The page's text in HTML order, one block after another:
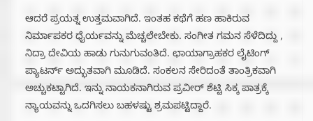
ಆದರೆ ಪ್ರಯತ್ನ ಉತ್ತಮವಾಗಿದೆ. ಇಂತಹ ಕಥೆಗೆ ಹಣ ಹಾಕಿರುವ
ನಿರ್ಮಾಪಕರ ಧೈರ್ಯವನ್ನು ಮೆಚ್ಚಲೇಬೇಕು. ಸಂಗೀತ ಗಮನ ಸೆಳೆದಿದ್ದು ,
ನಿದ್ರಾ ದೇವಿಯ ಹಾಡು ಗುನುಗುವಂತಿದೆ. ಛಾಯಾಗ್ರಾಹಕರ ಲೈಟಿಂಗ್
ಪ್ಯಾಟರ್ನ್ ಅದ್ಭುತವಾಗಿ ಮೂಡಿದೆ. ಸಂಕಲನ ಸೇರಿದಂತೆ ತಾಂತ್ರಿಕವಾಗಿ
ಅಚ್ಚುಕಟ್ಟಾಗಿದೆ. ಇನ್ನು ನಾಯಕನಾಗಿರುವ ಪ್ರವೀರ್ ಶೆಟ್ಟಿ ಸಿಕ್ಕ ಪಾತ್ರಕ್ಕೆ
ನ್ಯಾಯವನ್ನು ಒದಗಿಸಲು ಬಹಳಷ್ಟು ಶ್ರಮಪಟ್ಟಿದ್ದಾರೆ.